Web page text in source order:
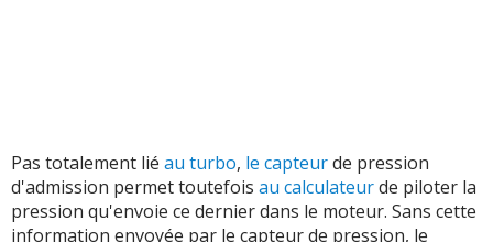
Pas totalement lié au turbo, le capteurde pression
d'admission permet toutefois au calculateurde piloter la
pression qu'envoie ce dernier dans le moteur. Sans cette
information envoyée par le capteur de pression, le